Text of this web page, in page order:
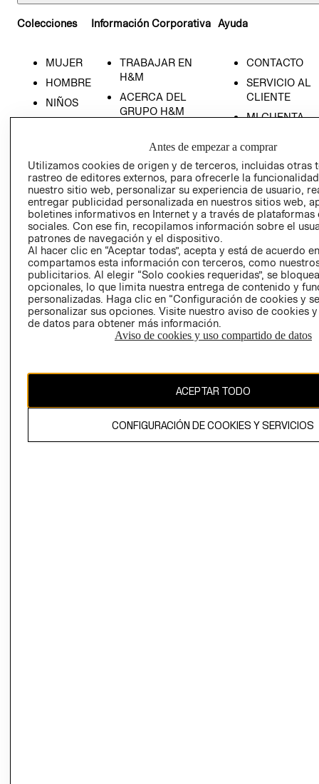
Colecciones
MUJER
HOMBRE
NIÑOS
Información Corporativa
TRABAJAR EN
H&M
ACERCA DEL
GRUPO H&M
SOCIAL
PRENSA
RELACIÓN CON
INVERSIONISTAS
POLÍTICA
EMPRESARIAL
Ayuda
CONTACTO
SERVICIO AL
CLIENTE
MI CUENTA
TIENDAS
- RETIRO EN
TIENDA
TÉRMINOS Y
CONDICIONES
AVISO DE
PRIVACIDAD
GIFT CARD
AVISO DE
Antes de empezar a comprar
Utilizamos cookies de origen y de terceros, incluidas otras
rastreo de editores externos, para ofrecerle la
nuestro sitio web, personalizar su experiencia de usuario,
entregar publicidad personalizada en nuestros sitios web,
boletines informativos en Internet y a través de plataformas
sociales. Con ese fin, recopilamos información sobre el
patrones de navegación y el dispositivo.
Al hacer clic en “Aceptar todas”, acepta y está de acuerdo
compartamos esta información con terceros, como
publicitarios. Al elegir “Solo cookies requeridas”, se
opcionales, lo que limita nuestra entrega de contenido y
personalizadas. Haga clic en “Configuración de cookies y
personalizar sus opciones. Visite nuestro aviso de cookies
de datos para obtener más información.
Aviso de cookies y uso compartido de datos
ACEPTAR TODO
CONFIGURACIÓN DE COOKIES Y SERVICIOS